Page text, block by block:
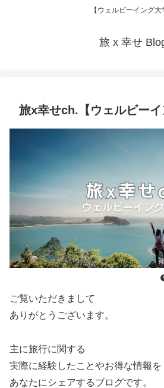
【ウェルビーイング大
旅 x 幸せ
旅x幸せch.【ウェルビーイ
ご覧いただきまして
ありがとうございます。
主に旅行に関する
実際に経験したことやお得な情報を
あなたにシェアするブログです。